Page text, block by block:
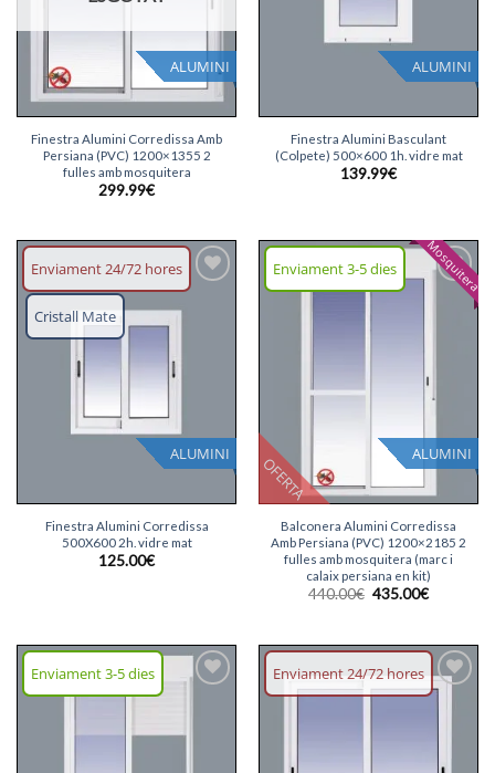
ALUMINI
Finestra Alumini Corredissa Amb
Persiana (PVC) 1200×1355 2
fulles amb mosquitera
299.99€
ALUMINI
Finestra Alumini Basculant
(Colpete) 500×600 1h. vidre mat
139.99€
Enviament 24/72 hores
ALUMINI
Cristall Mate
Afegeix
Finestra Alumini Corredissa
500X600 2h. vidre mat
125.00€
OFERTA
Enviament 3-5 dies
ALUMINI
Mosquitera
Afegeix
Balconera Alumini Corredissa
Amb Persiana (PVC) 1200×2185 2
fulles amb mosquitera (marc i
calaix persiana en kit)
440.00€ El
440.00€.
435.00€El
435.00€.
Enviament 3-5 dies Enviament 24/72 hores
Afegeix